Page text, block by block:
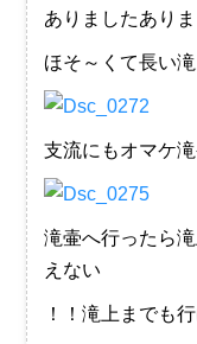
ありましたあり
ほそ～くて長い滝
支流にもオマケ
滝壷へ行ったら
えない
！！滝上までも